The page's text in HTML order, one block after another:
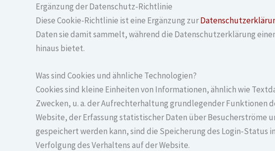
Ergänzung der Datenschutz-Richtlinie
Diese Cookie-Richtlinie ist eine Ergänzung zur
Daten sie damit sammelt, während die Datenschutzerklärung
hinaus bietet.
Was sind Cookies und ähnliche Technologien?
Cookies sind kleine Einheiten von Informationen, ähnlich wie
Zwecken, u. a. der Aufrechterhaltung grundlegender
Website, der Erfassung statistischer Daten über Besucherströme
gespeichert werden kann, sind die Speicherung des Login-
Verfolgung des Verhaltens auf der Website.